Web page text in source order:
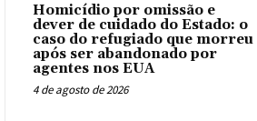
Homicídio por omissão e
dever de cuidado do Estado: o
caso do refugiado que morreu
após ser abandonado por
agentes nos EUA
4 de agosto de 2026